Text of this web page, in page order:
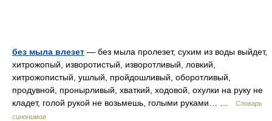
без мыла влезет — без мыла пролезет, сухим из воды выйдет,
хитрожопый, изворотистый, изворотливый, ловкий,
хитрожопистый, ушлый, пройдошливый, оборотливый,
продувной, пронырливый, хваткий, ходовой, охулки на руку не
кладет, голой рукой не возьмешь, голыми руками… …
Словарь
синонимов